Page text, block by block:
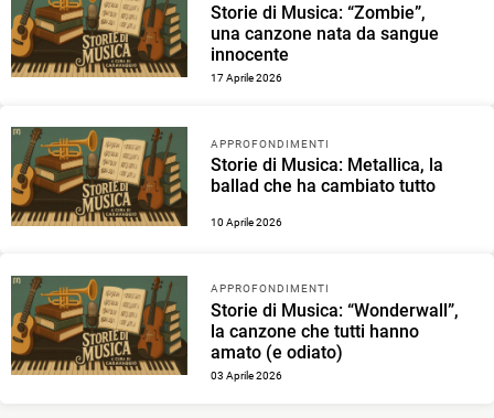
Storie di Musica: “Zombie”,
una canzone nata da sangue
innocente
17 Aprile 2026
APPROFONDIMENTI
Storie di Musica: Metallica, la
ballad che ha cambiato tutto
10 Aprile 2026
APPROFONDIMENTI
Storie di Musica: “Wonderwall”,
la canzone che tutti hanno
amato (e odiato)
03 Aprile 2026